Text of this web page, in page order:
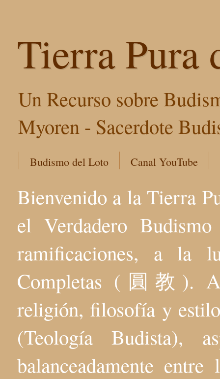
Tierra Pura
Un Recurso sobre
Myoren - Sacerdote
Budismo del Loto Canal YouTube
Bienvenido a la Tierra
el Verdadero
ramificaciones, a la
Completas (圓教).
religión, filosofía y
(Teología Budista),
balanceadamente